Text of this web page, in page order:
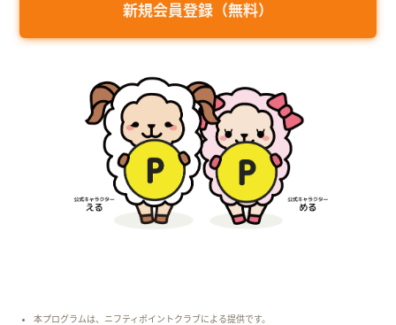
新規会員登録（無料）
本プログラムは、ニフティポイントクラブによる提供です。